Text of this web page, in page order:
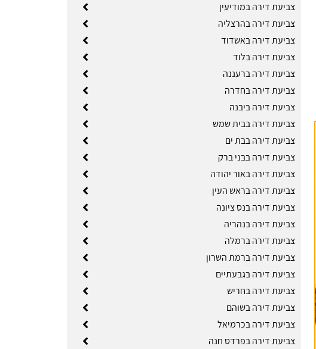
צביעת דירה במודיעין
צביעת דירה בהרצליה
צביעת דירה באשדוד
צביעת דירה בלוד
צביעת דירה ברעננה
צביעת דירה בחדרה
צביעת דירה ביבנה
צביעת דירה בבית שמש
צביעת דירה בבת ים
צביעת דירה בבני ברק
צביעת דירה באור יהודה
צביעת דירה בראש העין
צביעת דירה בנס ציונה
צביעת דירה בנהריה
צביעת דירה ברמלה
צביעת דירה ברמת השרון
צביעת דירה בגבעתיים
צביעת דירה בחריש
צביעת דירה בשוהם
צביעת דירה בכרמיאל
צביעת דירה בפרדס חנה